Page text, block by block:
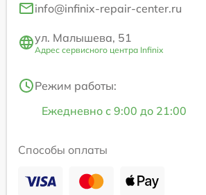
info@infinix-repair-center.ru
ул. Малышева, 51
Адрес сервисного центра Infinix
Режим работы:
Ежедневно с 9:00 до 21:00
Способы оплаты